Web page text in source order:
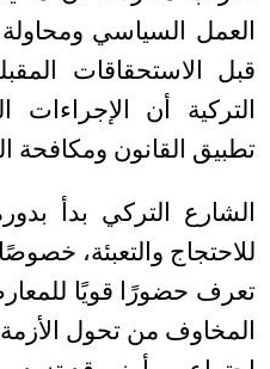
العمل السياسي
قبل الاستحقاقات
التركية أن
تطبيق القانون ومكافحة
الشارع التركي بدأ
للاحتجاج والتعبئة،
تعرف حضورًا قويًا
المخاوف من تحول